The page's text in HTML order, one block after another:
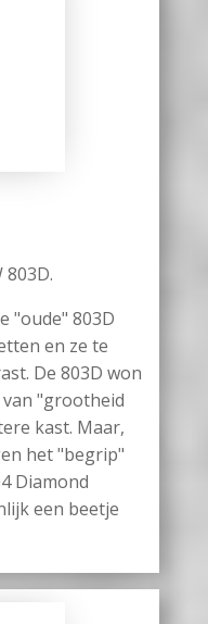
803D.
"oude" 803D
en ze te
De 803D won
"grootheid
kast. Maar,
het "begrip"
Diamond
een beetje